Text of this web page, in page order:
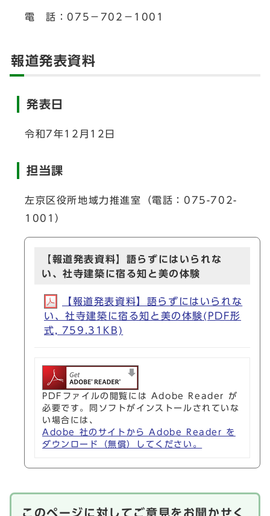
電 話：075－702－1001
報道発表資料
発表日
令和7年12月12日
担当課
左京区役所地域力推進室（電話：075-702-
1001）
【報道発表資料】語らずにはいられな
い、社寺建築に宿る知と美の体験
【報道発表資料】語らずにはいられな
い、社寺建築に宿る知と美の体験(PDF形
式, 759.31KB)
PDFファイルの閲覧には Adobe Reader が
必要です。同ソフトがインストールされていな
い場合には、
Adobe 社のサイトから Adobe Reader を
ダウンロード（無償）してください。
このページに対してご意見をお聞かせく